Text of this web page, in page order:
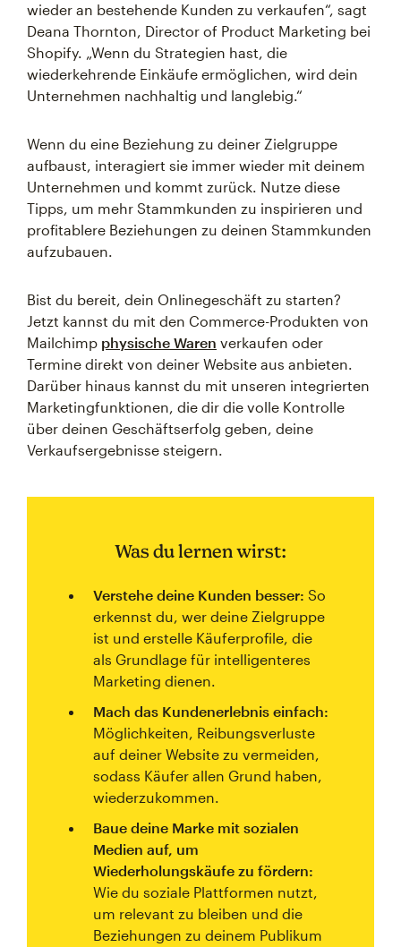
wieder an bestehende Kunden zu verkaufen“, sagt
Deana Thornton, Director of Product Marketing bei
Shopify. „Wenn du Strategien hast, die
wiederkehrende Einkäufe ermöglichen, wird dein
Unternehmen nachhaltig und langlebig.“
Wenn du eine Beziehung zu deiner Zielgruppe
aufbaust, interagiert sie immer wieder mit deinem
Unternehmen und kommt zurück. Nutze diese
Tipps, um mehr Stammkunden zu inspirieren und
profitablere Beziehungen zu deinen Stammkunden
aufzubauen.
Bist du bereit, dein Onlinegeschäft zu starten?
Jetzt kannst du mit den Commerce-Produkten von
Mailchimp physische Waren verkaufen oder
Termine direkt von deiner Website aus anbieten.
Darüber hinaus kannst du mit unseren integrierten
Marketingfunktionen, die dir die volle Kontrolle
über deinen Geschäftserfolg geben, deine
Verkaufsergebnisse steigern.
Was du lernen wirst:
Verstehe deine Kunden besser: So
erkennst du, wer deine Zielgruppe
ist und erstelle Käuferprofile, die
als Grundlage für intelligenteres
Marketing dienen.
Mach das Kundenerlebnis einfach:
Möglichkeiten, Reibungsverluste
auf deiner Website zu vermeiden,
sodass Käufer allen Grund haben,
wiederzukommen.
Baue deine Marke mit sozialen
Medien auf, um
Wiederholungskäufe zu fördern:
Wie du soziale Plattformen nutzt,
um relevant zu bleiben und die
Beziehungen zu deinem Publikum